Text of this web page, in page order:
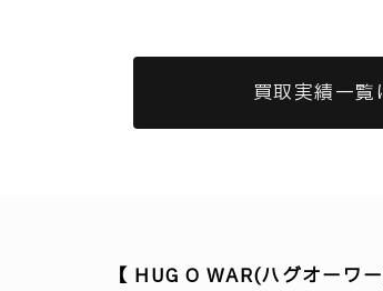
買取実績一覧
【 HUG O WAR(ハグオーワ